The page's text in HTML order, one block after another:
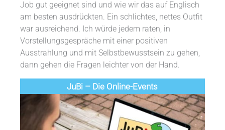
Job gut geeignet sind und wie wir das auf Englisch
am besten ausdrückten. Ein schlichtes, nettes Outfit
war ausreichend. Ich würde jedem raten, in
Vorstellungsgespräche mit einer positiven
Ausstrahlung und mit Selbstbewusstsein zu gehen,
dann gehen die Fragen leichter von der Hand.
JuBi – Die Online-Events